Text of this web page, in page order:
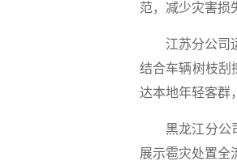
范，减少灾害损
江苏分公司
结合车辆树枝刮
达本地年轻客群
黑龙江分公
展示雹灾处置全